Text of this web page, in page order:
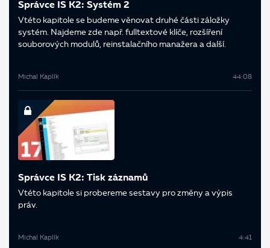
Správce IS K2: Systém 2
V této kapitole se budeme věnovat druhé části záložky
systém. Najdeme zde např. fulltextové klíče, rozšíření
souborových modulů, reinstalačního manažera a další.
Michal Kaplík 44:08
Správce IS K2: Tisk záznamů
V této kapitole si probereme sestavy pro změny a výpis
práv.
Michal Kaplík 4:41